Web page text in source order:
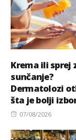
Krema ili sprej
sunčanje?
Dermatolozi
šta je bolji
Posted
07/08/2026